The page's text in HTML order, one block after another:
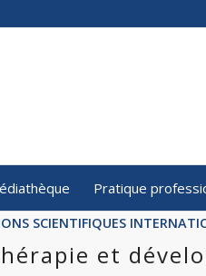
Pratique
SCIENTIFIQUES
et